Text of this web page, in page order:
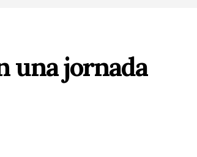
una jornada